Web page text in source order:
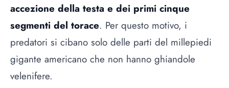
accezione della testa e dei primi cinque
segmenti del torace. Per questo motivo, i
predatori si cibano solo delle parti del millepiedi
gigante americano che non hanno ghiandole
velenifere.